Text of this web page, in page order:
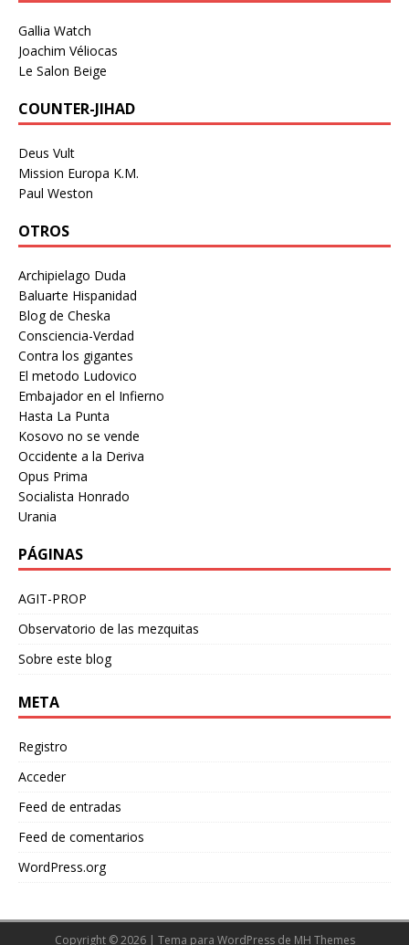
Gallia Watch
Joachim Véliocas
Le Salon Beige
COUNTER-JIHAD
Deus Vult
Mission Europa K.M.
Paul Weston
OTROS
Archipielago Duda
Baluarte Hispanidad
Blog de Cheska
Consciencia-Verdad
Contra los gigantes
El metodo Ludovico
Embajador en el Infierno
Hasta La Punta
Kosovo no se vende
Occidente a la Deriva
Opus Prima
Socialista Honrado
Urania
PÁGINAS
AGIT-PROP
Observatorio de las mezquitas
Sobre este blog
META
Registro
Acceder
Feed de entradas
Feed de comentarios
WordPress.org
Copyright © 2026 | Tema para WordPress de MH Themes